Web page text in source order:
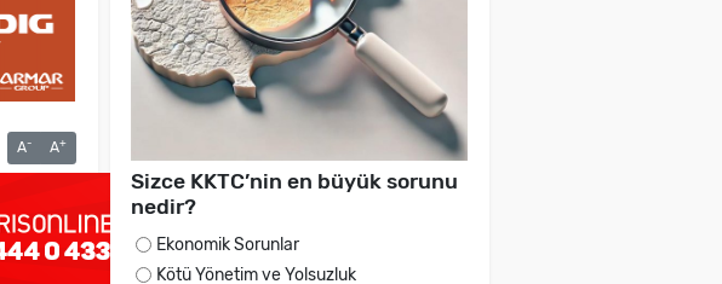
A- A+
Sizce KKTC’nin en büyük sorunu
nedir?
Ekonomik Sorunlar
Kötü Yönetim ve Yolsuzluk